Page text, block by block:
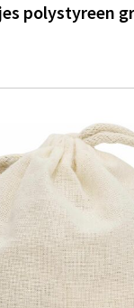
polystyreen